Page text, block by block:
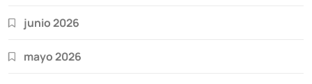
junio 2026
mayo 2026